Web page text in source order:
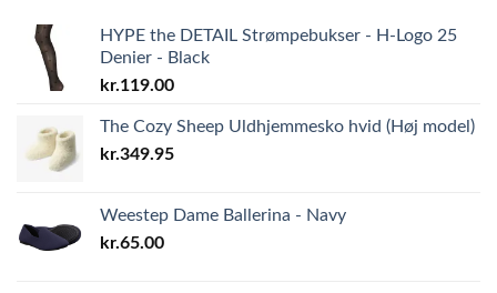
HYPE the DETAIL Strømpebukser - H-Logo 25
Denier - Black
kr.119.00
The Cozy Sheep Uldhjemmesko hvid (Høj model)
kr.349.95
Weestep Dame Ballerina - Navy
kr.65.00